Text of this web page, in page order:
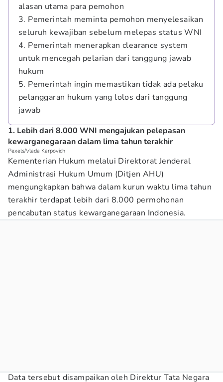
alasan utama para pemohon
3. Pemerintah meminta pemohon menyelesaikan
seluruh kewajiban sebelum melepas status WNI
4. Pemerintah menerapkan clearance system
untuk mencegah pelarian dari tanggung jawab
hukum
5. Pemerintah ingin memastikan tidak ada pelaku
pelanggaran hukum yang lolos dari tanggung
jawab
1. Lebih dari 8.000 WNI mengajukan pelepasan
kewarganegaraan dalam lima tahun terakhir
Pexels/Vlada Karpovich
Kementerian Hukum melalui Direktorat Jenderal
Administrasi Hukum Umum (Ditjen AHU)
mengungkapkan bahwa dalam kurun waktu lima tahun
terakhir terdapat lebih dari 8.000 permohonan
pencabutan status kewarganegaraan Indonesia.
Data tersebut disampaikan oleh Direktur Tata Negara